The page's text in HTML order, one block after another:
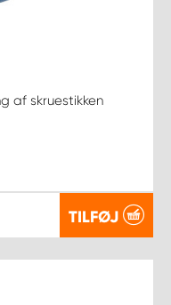
af skruestikken
TILFØJ